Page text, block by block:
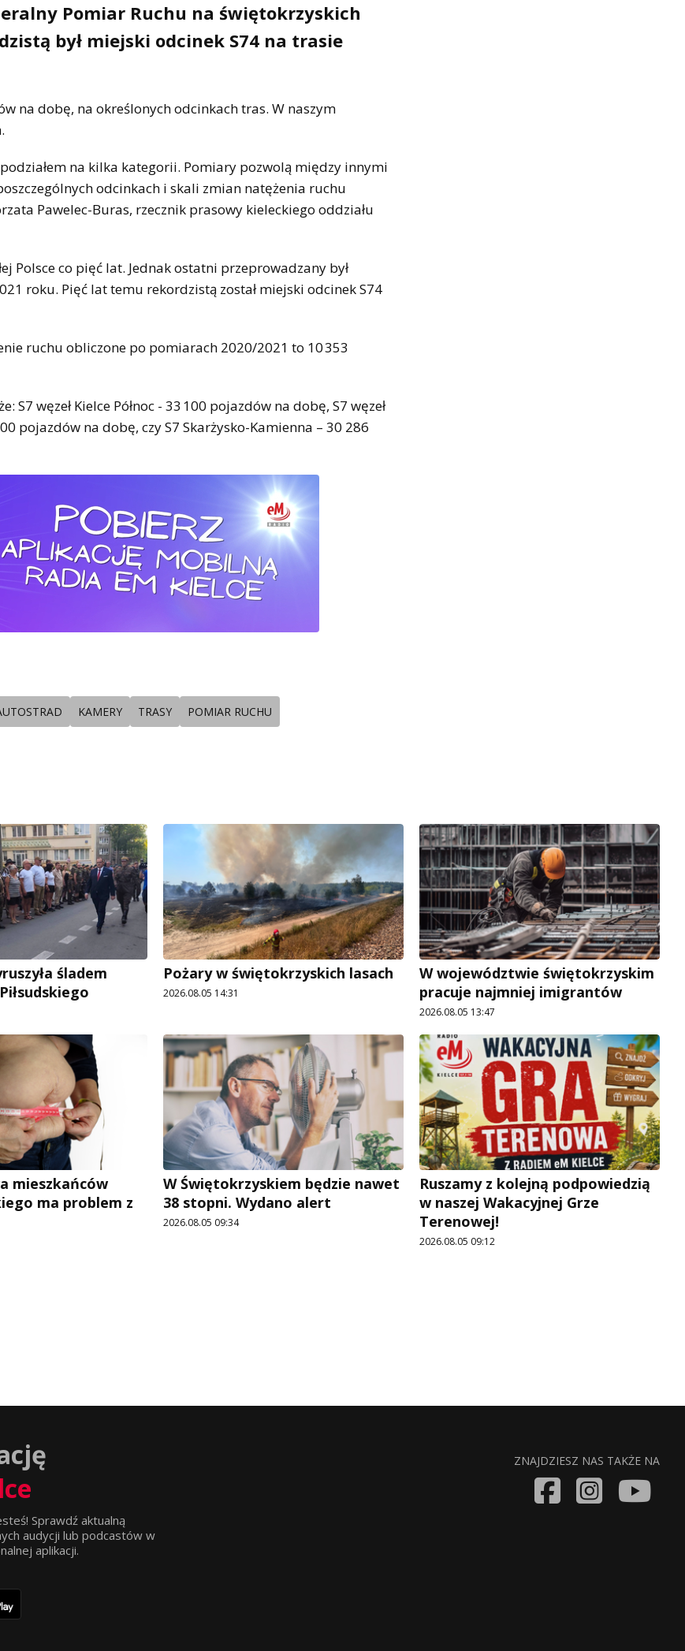
Pomiar Ruchu na świętokrzyskich
był miejski odcinek S74 na trasie
na dobę, na określonych odcinkach tras. W naszym
na kilka kategorii. Pomiary pozwolą między innymi
odcinkach i skali zmian natężenia ruchu
Pawelec-Buras, rzecznik prasowy kieleckiego oddziału
Polsce co pięć lat. Jednak ostatni przeprowadzany był
roku. Pięć lat temu rekordzistą został miejski odcinek S74
ruchu obliczone po pomiarach 2020/2021 to 10 353
węzeł Kielce Północ - 33 100 pojazdów na dobę, S7 węzeł
pojazdów na dobę, czy S7 Skarżysko-Kamienna – 30 286
KAMERY TRASY POMIAR RUCHU
śladem
Pożary w świętokrzyskich lasach
2026.08.05 14:31
W województwie świętokrzyskim
pracuje najmniej imigrantów
2026.08.05 13:47
mieszkańców
ma problem z
W Świętokrzyskiem będzie nawet
38 stopni. Wydano alert
2026.08.05 09:34
Ruszamy z kolejną podpowiedzią
w naszej Wakacyjnej Grze
Terenowej!
2026.08.05 09:12
Sprawdź aktualną
audycji lub podcastów w
aplikacji.
ZNAJDZIESZ NAS TAKŻE NA